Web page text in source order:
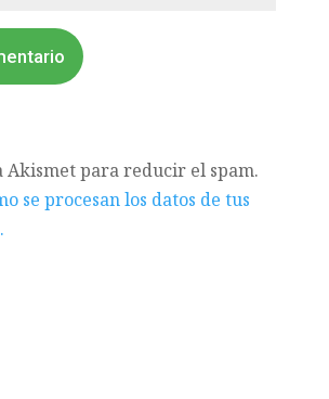
Akismet para reducir el spam.
se procesan los datos de tus